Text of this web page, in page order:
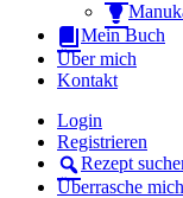
Mein Buch
Über mich
Kontakt
Login
Registrieren
Rezept
Überrasche mich